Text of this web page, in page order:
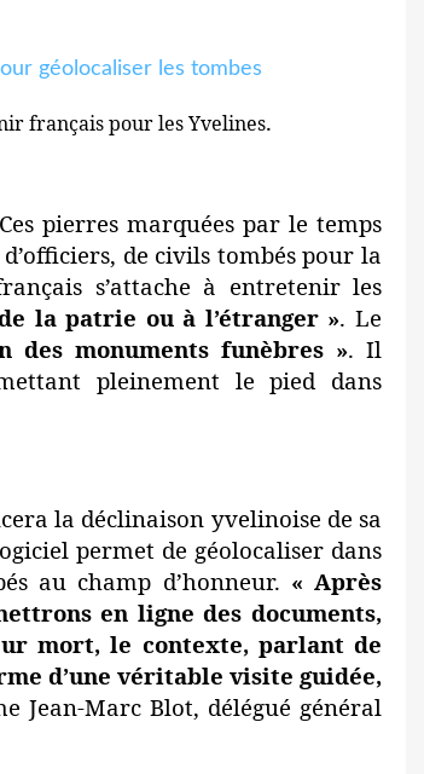
français pour les Yvelines.
pierres marquées par le temps
de civils tombés pour la
s’attache à entretenir les
la patrie ou à l’étranger ». Le
des monuments funèbres ». Il
pleinement le pied dans
la déclinaison yvelinoise de sa
permet de géolocaliser dans
au champ d’honneur. « Après
en ligne des documents,
mort, le contexte, parlant de
d’une véritable visite guidée,
Jean-Marc Blot, délégué général